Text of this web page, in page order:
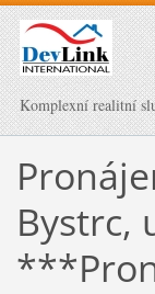
Komplexní realitní
Bystrc,